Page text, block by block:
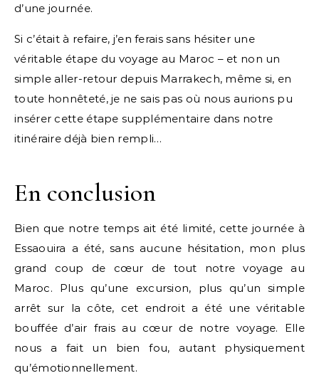
d’une journée.
Si c’était à refaire, j’en ferais sans hésiter une
véritable étape du voyage au Maroc – et non un
simple aller-retour depuis Marrakech, même si, en
toute honnêteté, je ne sais pas où nous aurions pu
insérer cette étape supplémentaire dans notre
itinéraire déjà bien rempli…
En conclusion
Bien que notre temps ait été limité, cette journée à
Essaouira a été, sans aucune hésitation, mon plus
grand coup de cœur de tout notre voyage au
Maroc. Plus qu’une excursion, plus qu’un simple
arrêt sur la côte, cet endroit a été une véritable
bouffée d’air frais au cœur de notre voyage. Elle
nous a fait un bien fou, autant physiquement
qu’émotionnellement.